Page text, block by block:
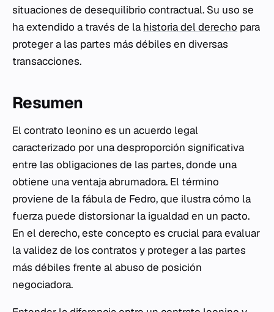
situaciones de desequilibrio contractual. Su uso se
ha extendido a través de la historia del derecho para
proteger a las partes más débiles en diversas
transacciones.
Resumen
El contrato leonino es un acuerdo legal
caracterizado por una desproporción significativa
entre las obligaciones de las partes, donde una
obtiene una ventaja abrumadora. El término
proviene de la fábula de Fedro, que ilustra cómo la
fuerza puede distorsionar la igualdad en un pacto.
En el derecho, este concepto es crucial para evaluar
la validez de los contratos y proteger a las partes
más débiles frente al abuso de posición
negociadora.